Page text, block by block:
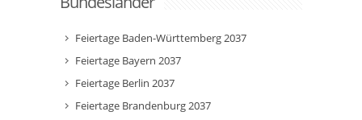
Feiertage Baden-Württemberg 2037
Feiertage Bayern 2037
Feiertage Berlin 2037
Feiertage Brandenburg 2037